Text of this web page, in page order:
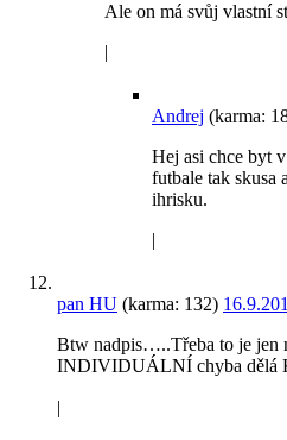
Ale on má svůj vlastní
|
Andrej (karma:
Hej asi chce byt
futbale tak skusa
ihrisku.
|
pan HU (karma: 132)
Btw nadpis…..Třeba to je jen
INDIVIDUÁLNÍ chyba dělá
|